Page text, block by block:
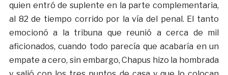
quien entró de suplente en la parte complementaria,
al 82 de tiempo corrido por la vía del penal. El tanto
emocionó a la tribuna que reunió a cerca de mil
aficionados, cuando todo parecía que acabaría en un
empate a cero, sin embargo, Chapus hizo la hombrada